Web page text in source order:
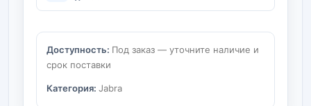
Доступность: Под заказ — уточните наличие и
срок поставки
Категория: Jabra